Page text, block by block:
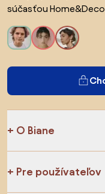
súčasťou
O Biane
Pre používateľov